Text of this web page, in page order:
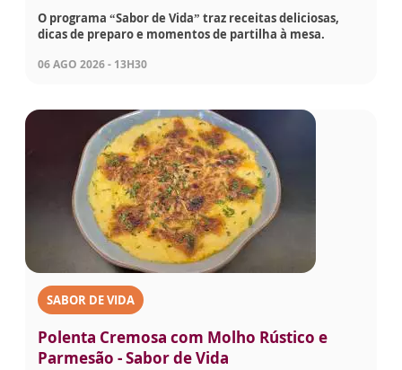
O programa “Sabor de Vida” traz receitas deliciosas,
dicas de preparo e momentos de partilha à mesa.
06 AGO 2026 - 13H30
SABOR DE VIDA
Polenta Cremosa com Molho Rústico e
Parmesão - Sabor de Vida